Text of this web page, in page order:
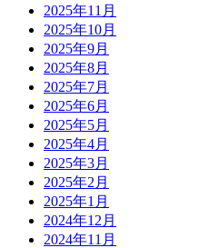
2025年11月
2025年10月
2025年9月
2025年8月
2025年7月
2025年6月
2025年5月
2025年4月
2025年3月
2025年2月
2025年1月
2024年12月
2024年11月